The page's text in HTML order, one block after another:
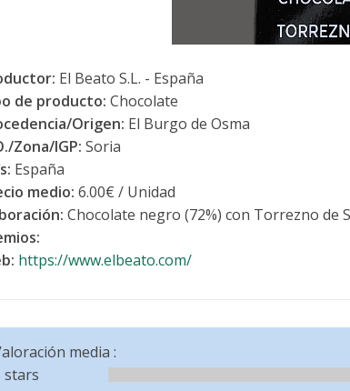
El Beato S.L. - España
de producto: Chocolate
Origen: El Burgo de Osma
Zona/IGP: Soria
España
medio: 6.00€ / Unidad
Chocolate negro (72%) con Torrezno de
https://www.elbeato.com/
media :
stars